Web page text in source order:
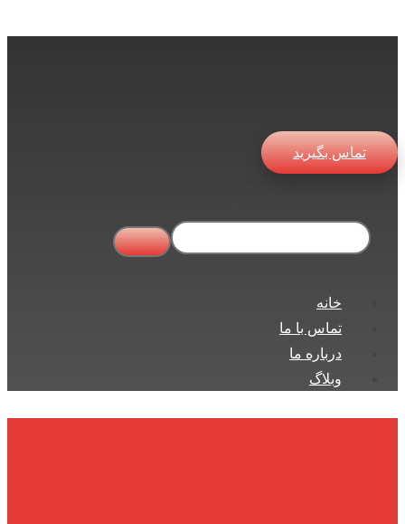
تماس بگیرید
خانه
تماس با ما
درباره ما
وبلاگ